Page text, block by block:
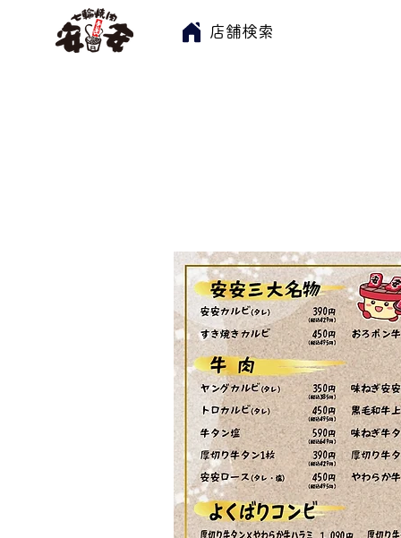
​店舗検索